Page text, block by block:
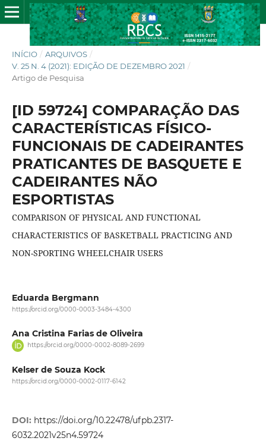
INÍCIO / ARQUIVOS /
V. 25 N. 4 (2021): EDIÇÃO DE DEZEMBRO 2021 /
Artigo de Pesquisa
[ID 59724] COMPARAÇÃO DAS
CARACTERÍSTICAS FÍSICO-
FUNCIONAIS DE CADEIRANTES
PRATICANTES DE BASQUETE E
CADEIRANTES NÃO
ESPORTISTAS
COMPARISON OF PHYSICAL AND FUNCTIONAL
CHARACTERISTICS OF BASKETBALL PRACTICING AND
NON-SPORTING WHEELCHAIR USERS
Eduarda Bergmann
https://orcid.org/0000-0003-3484-4300
Ana Cristina Farias de Oliveira
https://orcid.org/0000-0002-8089-2699
Kelser de Souza Kock
https://orcid.org/0000-0002-0117-6142
DOI: https://doi.org/10.22478/ufpb.2317-
6032.2021v25n4.59724